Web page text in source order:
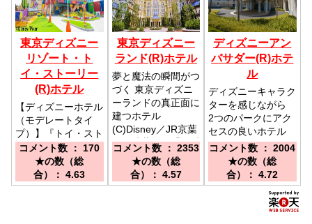
東京ディズニー
リゾート・ト
イ・ストーリー
(R)ホテル
【ディズニーホテル
（モデレートタイ
プ）】『トイ・スト
ーリー』シリーズの
世界を楽しめるホテ
ル／JR京葉線・武
蔵野線「舞浜駅」に
コメント数 ： 170
★の数（総
合）： 4.63
東京ディズニー
ランド(R)ホテル
夢と魔法の瞬間がつ
づく 東京ディズニ
ーランドの真正面に
建つホテル
(C)Disney／JR京葉
線・武蔵野線「舞浜
駅(南口）」下車、
徒歩8分。
コメント数 ： 2353
★の数（総
合）： 4.57
ディズニーアン
バサダー(R)ホテ
ル
ディズニーキャラク
ターを感じながら
2つのパークにアク
セスの良いホテル
（C）Disney／ＪＲ
京葉線・武蔵野線
「舞浜駅(南口）」
下車、徒歩約８分
コメント数 ： 2004
★の数（総
合）： 4.72